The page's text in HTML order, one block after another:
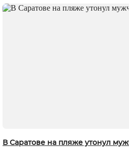
В Саратове на пляже утонул